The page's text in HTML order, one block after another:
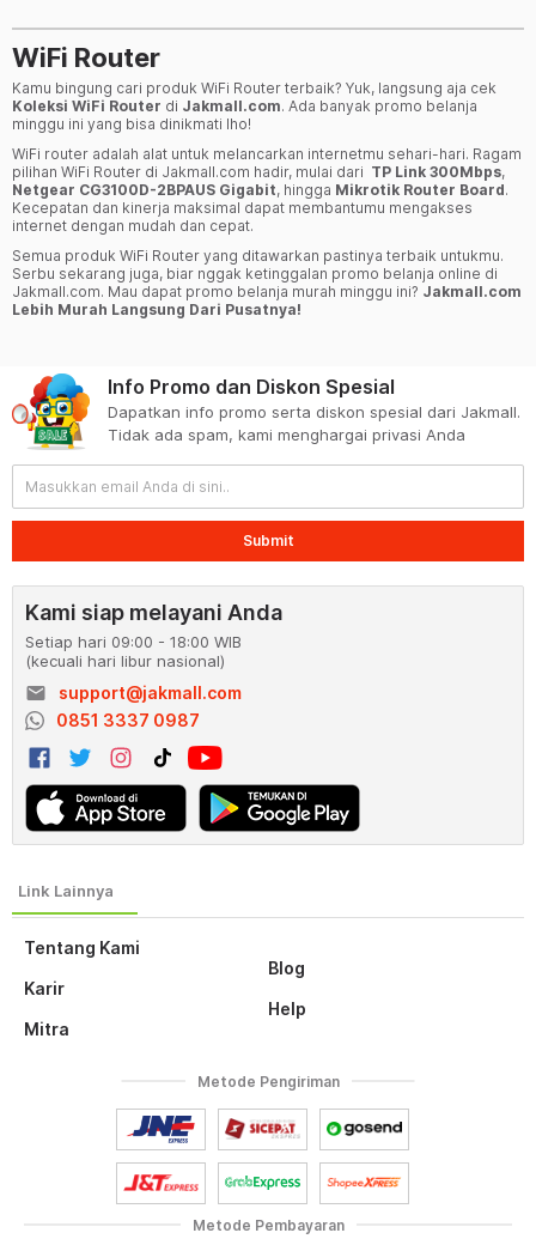
WiFi Router
Kamu bingung cari produk WiFi Router terbaik? Yuk, langsung aja cek
Koleksi WiFi Router di Jakmall.com. Ada banyak promo belanja
minggu ini yang bisa dinikmati lho!
WiFi router adalah alat untuk melancarkan internetmu sehari-hari. Ragam
pilihan WiFi Router di Jakmall.com hadir, mulai dari TP Link 300Mbps,
Netgear CG3100D-2BPAUS Gigabit, hingga Mikrotik Router Board.
Kecepatan dan kinerja maksimal dapat membantumu mengakses
internet dengan mudah dan cepat.
Semua produk WiFi Router yang ditawarkan pastinya terbaik untukmu.
Serbu sekarang juga, biar nggak ketinggalan promo belanja online di
Jakmall.com. Mau dapat promo belanja murah minggu ini? Jakmall.com
Lebih Murah Langsung Dari Pusatnya!
Tentang Kami
Karir
Mitra
Blog
Help
Info Promo dan Diskon Spesial
Dapatkan info promo serta diskon spesial dari Jakmall.
Tidak ada spam, kami menghargai privasi Anda
Submit
Kami siap melayani Anda
Setiap hari 09:00 - 18:00 WIB
(kecuali hari libur nasional)
email
support@jakmall.com
0851 3337 0987
Metode Pembayaran
Metode Pengiriman